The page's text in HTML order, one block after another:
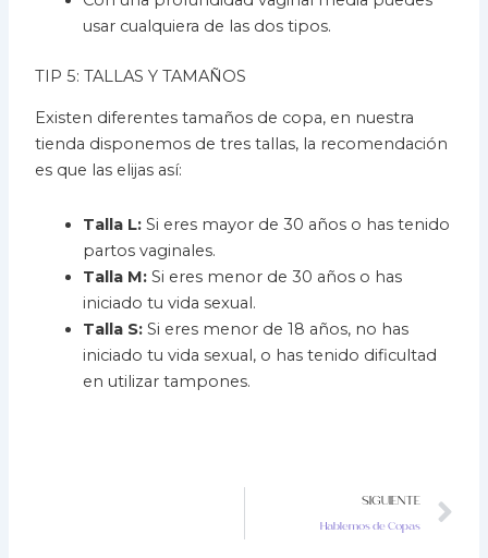
usar cualquiera de las dos tipos.
TIP 5: TALLAS Y TAMAÑOS
Existen diferentes tamaños de copa, en nuestra
tienda disponemos de tres tallas, la recomendación
es que las elijas así:
Talla L: Si eres mayor de 30 años o has tenido
partos vaginales.
Talla M: Si eres menor de 30 años o has
iniciado tu vida sexual.
Talla S: Si eres menor de 18 años, no has
iniciado tu vida sexual, o has tenido dificultad
en utilizar tampones.
SIGUIENTE
Hablemos de Copas